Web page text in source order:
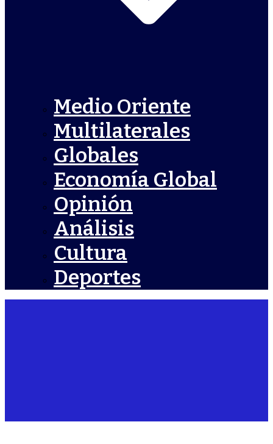
Medio Oriente
Multilaterales
Globales
Economía Global
Opinión
Análisis
Cultura
Deportes